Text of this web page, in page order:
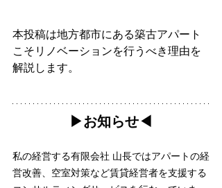
本投稿は地方都市にある築古アパート
こそリノベーションを行うべき理由を
解説します。
▶︎お知らせ◀︎
私の経営する有限会社 山長ではアパートの経
営改善、空室対策など賃貸経営者を支援する